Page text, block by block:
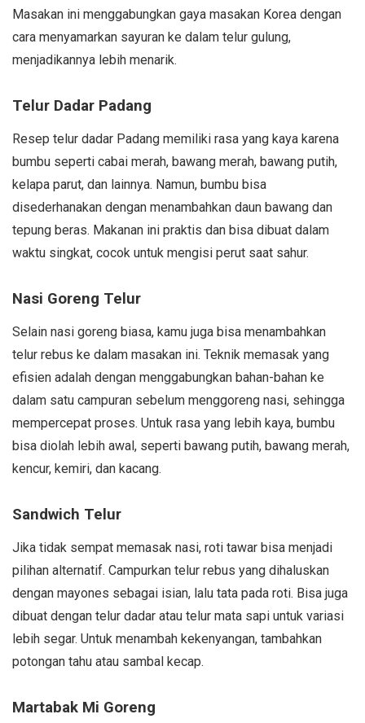
Masakan ini menggabungkan gaya masakan Korea dengan
cara menyamarkan sayuran ke dalam telur gulung,
menjadikannya lebih menarik.
Telur Dadar Padang
Resep telur dadar Padang memiliki rasa yang kaya karena
bumbu seperti cabai merah, bawang merah, bawang putih,
kelapa parut, dan lainnya. Namun, bumbu bisa
disederhanakan dengan menambahkan daun bawang dan
tepung beras. Makanan ini praktis dan bisa dibuat dalam
waktu singkat, cocok untuk mengisi perut saat sahur.
Nasi Goreng Telur
Selain nasi goreng biasa, kamu juga bisa menambahkan
telur rebus ke dalam masakan ini. Teknik memasak yang
efisien adalah dengan menggabungkan bahan-bahan ke
dalam satu campuran sebelum menggoreng nasi, sehingga
mempercepat proses. Untuk rasa yang lebih kaya, bumbu
bisa diolah lebih awal, seperti bawang putih, bawang merah,
kencur, kemiri, dan kacang.
Sandwich Telur
Jika tidak sempat memasak nasi, roti tawar bisa menjadi
pilihan alternatif. Campurkan telur rebus yang dihaluskan
dengan mayones sebagai isian, lalu tata pada roti. Bisa juga
dibuat dengan telur dadar atau telur mata sapi untuk variasi
lebih segar. Untuk menambah kekenyangan, tambahkan
potongan tahu atau sambal kecap.
Martabak Mi Goreng